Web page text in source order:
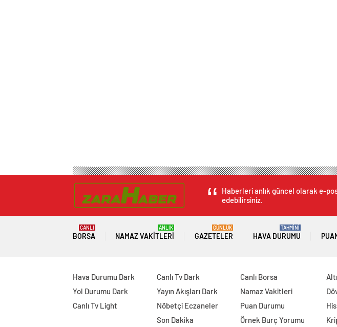
Haberleri anlık güncel olarak e-
edebilirsiniz.
BORSA
CANLI
NAMAZ VAKITLERI
ANLIK
GAZETELER
GÜNLÜK
HAVA DURUMU
TAHMİNİ
Hava Durumu Dark
Yol Durumu Dark
Canlı Tv Light
Canlı Tv Dark
Yayın Akışları Dark
Nöbetçi Eczaneler
Son Dakika
Canlı Borsa
Namaz Vakitleri
Puan Durumu
Örnek Burç Yorumu